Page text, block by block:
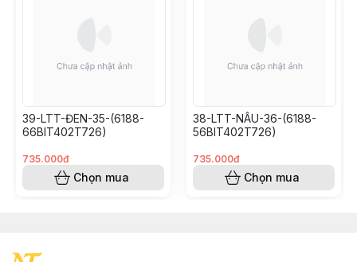
39-LTT-ĐEN-35-(6188-
66BIT402T726)
735.000đ
Chọn mua
38-LTT-NÂU-36-(6188-
56BIT402T726)
735.000đ
Chọn mua